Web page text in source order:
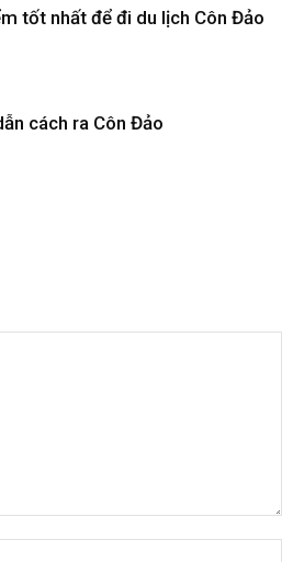
tốt nhất để đi du lịch Côn Đảo
cách ra Côn Đảo